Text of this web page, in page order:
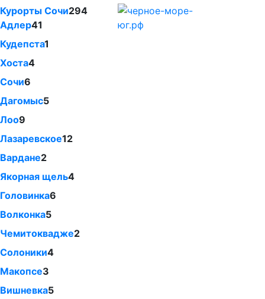
Курорты Сочи294
Адлер41
Кудепста1
Хоста4
Сочи6
Дагомыс5
Лоо9
Лазаревское12
Вардане2
Якорная щель4
Головинка6
Волконка5
Чемитоквадже2
Солоники4
Макопсе3
Вишневка5